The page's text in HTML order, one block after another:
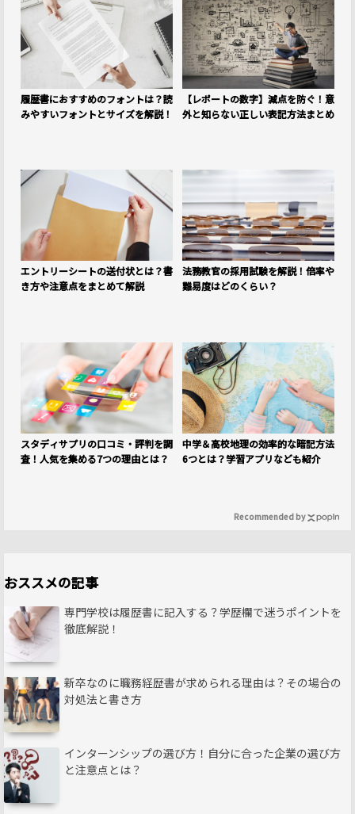
履歴書におすすめのフォントは？読
みやすいフォントとサイズを解説！
【レポートの数字】減点を防ぐ！意
外と知らない正しい表記方法まとめ
エントリーシートの送付状とは？書
き方や注意点をまとめて解説
法務教官の採用試験を解説！倍率や
難易度はどのくらい？
スタディサプリの口コミ・評判を調
査！人気を集める7つの理由とは？
中学＆高校地理の効率的な暗記方法
6つとは？学習アプリなども紹介
Recommended by
おススメの記事
専門学校は履歴書に記入する？学歴欄で迷うポイントを
徹底解説！
新卒なのに職務経歴書が求められる理由は？その場合の
対処法と書き方
インターンシップの選び方！自分に合った企業の選び方
と注意点とは？